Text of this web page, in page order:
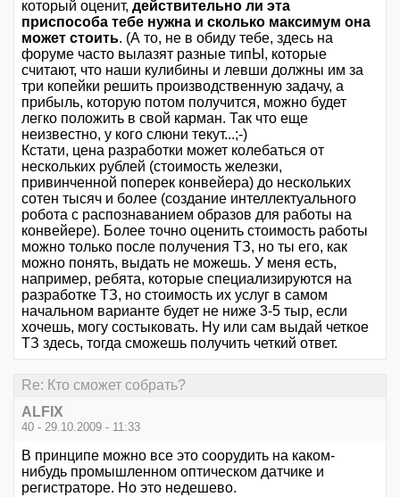
который оценит, действительно ли эта
приспособа тебе нужна и сколько максимум она
может стоить. (А то, не в обиду тебе, здесь на
форуме часто вылазят разные типЫ, которые
считают, что наши кулибины и левши должны им за
три копейки решить производственную задачу, а
прибыль, которую потом получится, можно будет
легко положить в свой карман. Так что еще
неизвестно, у кого слюни текут...;-)
Кстати, цена разработки может колебаться от
нескольких рублей (стоимость железки,
привинченной поперек конвейера) до нескольких
сотен тысяч и более (создание интеллектуального
робота с распознаванием образов для работы на
конвейере). Более точно оценить стоимость работы
можно только после получения ТЗ, но ты его, как
можно понять, выдать не можешь. У меня есть,
например, ребята, которые специализируются на
разработке ТЗ, но стоимость их услуг в самом
начальном варианте будет не ниже 3-5 тыр, если
хочешь, могу состыковать. Ну или сам выдай четкое
ТЗ здесь, тогда сможешь получить четкий ответ.
Re: Кто сможет собрать?
ALFIX
40 - 29.10.2009 - 11:33
В принципе можно все это соорудить на каком-
нибудь промышленном оптическом датчике и
регистраторе. Но это недешево.